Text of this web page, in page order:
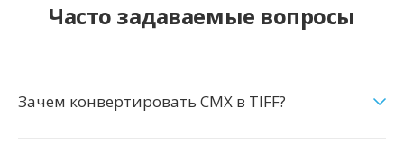
Часто задаваемые вопросы
Зачем конвертировать CMX в TIFF?